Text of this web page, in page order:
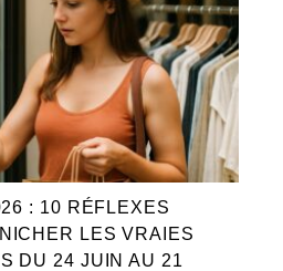
: 10 RÉFLEXES
LES VRAIES
DU 24 JUIN AU 21